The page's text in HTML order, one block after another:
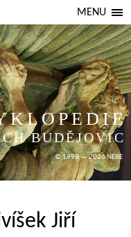
MENU
BUDĚJOVIC
© 1998 — 2026 NEBE
Jiří